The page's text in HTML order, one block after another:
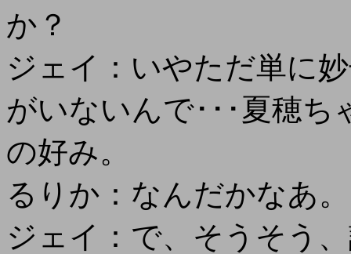
か？
ジェイ：いやただ単に
がいないんで･･･夏穂
の好み。
るりか：なんだかなあ。
ジェイ：で、そうそう